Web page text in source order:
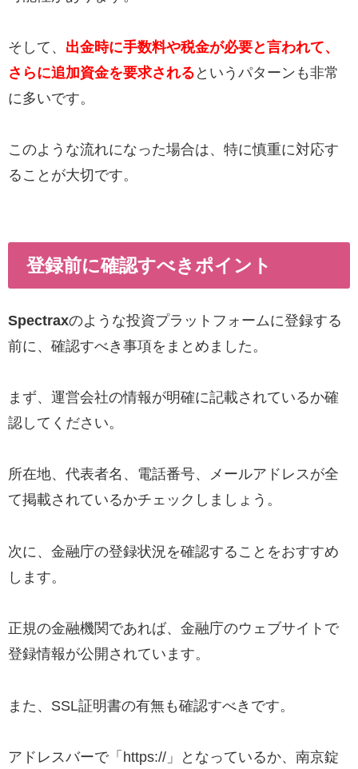
そして、 出金時に手数料や税金が必要と言われて、
さらに追加資金を要求される というパターンも非常
に多いです。
このような流れになった場合は、特に慎重に対応す
ることが大切です。
登録前に確認すべきポイント
Spectraxのような投資プラットフォームに登録する
前に、確認すべき事項をまとめました。
まず、運営会社の情報が明確に記載されているか確
認してください。
所在地、代表者名、電話番号、メールアドレスが全
て掲載されているかチェックしましょう。
次に、金融庁の登録状況を確認することをおすすめ
します。
正規の金融機関であれば、金融庁のウェブサイトで
登録情報が公開されています。
また、SSL証明書の有無も確認すべきです。
アドレスバーで「https://」となっているか、南京錠